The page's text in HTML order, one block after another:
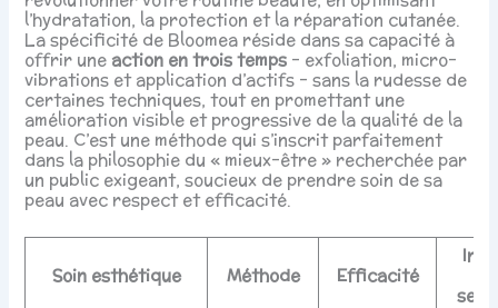
l’hydratation, la protection et la réparation cutanée.
La spécificité de Bloomea réside dans sa capacité à
offrir une action en trois temps – exfoliation, micro-
vibrations et application d’actifs – sans la rudesse de
certaines techniques, tout en promettant une
amélioration visible et progressive de la qualité de la
peau. C’est une méthode qui s’inscrit parfaitement
dans la philosophie du « mieux-être » recherchée par
un public exigeant, soucieux de prendre soin de sa
peau avec respect et efficacité.
Soin esthétique Méthode Efficacité